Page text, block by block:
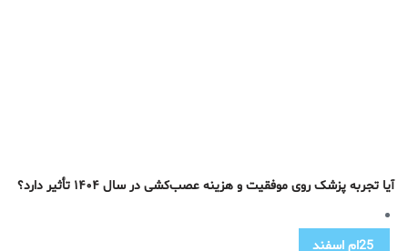
آیا تجربه پزشک روی موفقیت و هزینه عصب‌کشی در سال ۱۴۰۴ تأثیر دارد؟
25ام اسفند